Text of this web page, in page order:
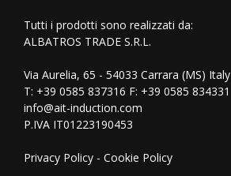
Tutti i prodotti sono realizzati da:
ALBATROS TRADE S.R.L.
Via Aurelia, 65 - 54033 Carrara (MS) Italy
T: +39 0585 837316 F: +39 0585 834331
info@ait-induction.com
P.IVA IT01223190453
Privacy Policy - Cookie Policy